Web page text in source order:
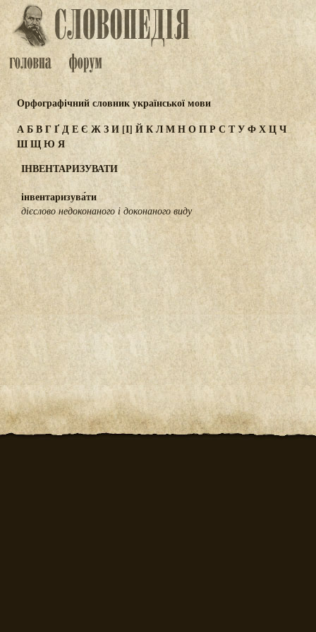
Орфографічний словник української мови
АБВГҐДЕЄ ЖЗИ[І] ЙКЛМНОПР СТУФХЦЧ
ШЩЮЯ
ІНВЕНТАРИЗУВАТИ
інвентаризува́ти
дієслово недоконаного і доконаного виду